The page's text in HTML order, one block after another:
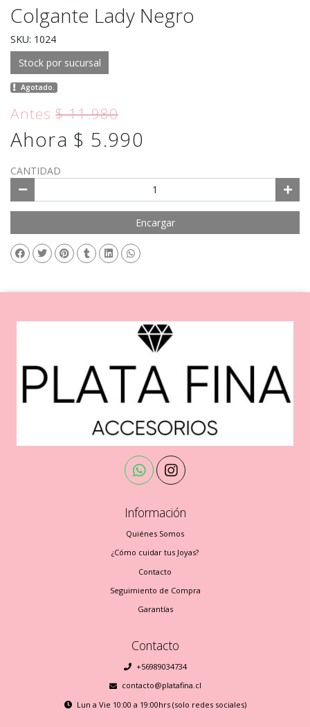
Colgante Lady Negro
SKU: 1024
Stock por sucursal
Agotado.
Antes$ 11.980
Ahora $ 5.990
CANTIDAD
Encargar
Información
Quiénes Somos
¿Cómo cuidar tus Joyas?
Contacto
Seguimiento de Compra
Garantías
Contacto
+56989034734
contacto@platafina.cl
Lun a Vie 10:00 a 19:00hrs (solo redes sociales)